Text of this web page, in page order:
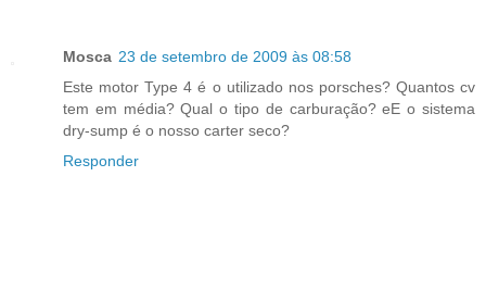
Mosca 23 de setembro de 2009 às 08:58
Este motor Type 4 é o utilizado nos porsches? Quantos cv
tem em média? Qual o tipo de carburação? eE o sistema
dry-sump é o nosso carter seco?
Responder